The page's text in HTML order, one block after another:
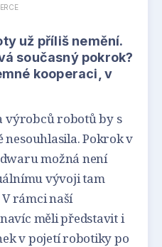
už příliš nemění.
současný pokrok?
kooperaci, v
výrobců robotů by s
nesouhlasila. Pokrok v
možná není
vývoji tam
rámci naší
měli představit i
v pojetí robotiky po